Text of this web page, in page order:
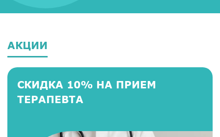
АКЦИИ
СКИДКА 10% НА ПРИЕМ
ТЕРАПЕВТА